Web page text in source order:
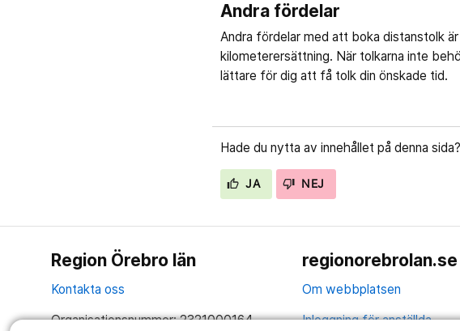
Andra fördelar
Andra fördelar med att boka distanstolk
kilometerersättning. När tolkarna inte
lättare för dig att få tolk din önskade tid.
Hade du nytta av innehållet på denna sida?
JA NEJ
Region Örebro län
Kontakta oss
Organisationsnummer: 2321000164
regionorebrolan.se
Om webbplatsen
Inloggning för anställda